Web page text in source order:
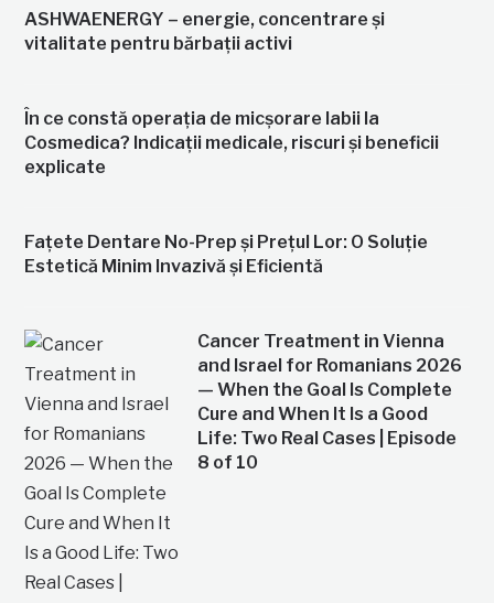
ASHWAENERGY – energie, concentrare și
vitalitate pentru bărbații activi
În ce constă operația de micșorare labii la
Cosmedica? Indicații medicale, riscuri și beneficii
explicate
Fațete Dentare No-Prep și Prețul Lor: O Soluție
Estetică Minim Invazivă și Eficientă
Cancer Treatment in Vienna
and Israel for Romanians 2026
— When the Goal Is Complete
Cure and When It Is a Good
Life: Two Real Cases | Episode
8 of 10